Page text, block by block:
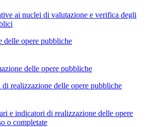
ai nuclei di valutazione e verifica degli
delle opere pubbliche
delle opere pubbliche
realizzazione delle opere pubbliche
e indicatori di realizzazione delle opere
o completate